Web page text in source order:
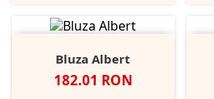
Bluza Albert
Pret
182.01 RON